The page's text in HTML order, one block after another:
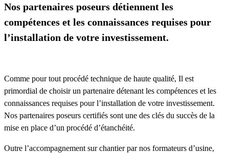
Nos partenaires poseurs détiennent les
compétences et les connaissances requises pour
l’installation de votre investissement.
Comme pour tout procédé technique de haute qualité, Il est
primordial de choisir un partenaire détenant les compétences et les
connaissances requises pour l’installation de votre investissement.
Nos partenaires poseurs certifiés sont une des clés du succès de la
mise en place d’un procédé d’étanchéité.
Outre l’accompagnement sur chantier par nos formateurs d’usine,